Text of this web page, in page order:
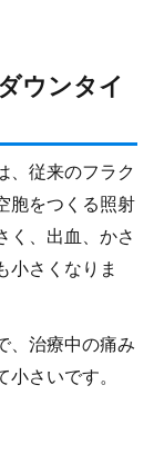
ウンタイ
、従来のフラク
胞をつくる照射
く、出血、かさ
小さくなりま
、治療中の痛み
小さいです。